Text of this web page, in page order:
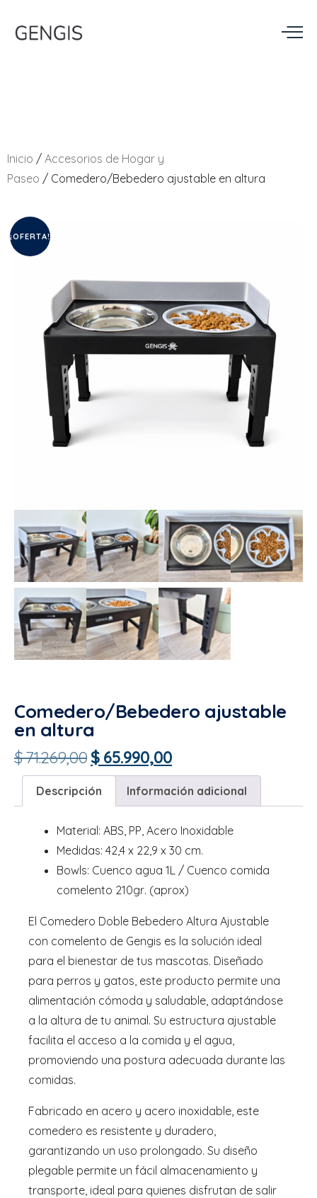
Inicio / Accesorios de Hogar y
Paseo / Comedero/Bebedero ajustable en altura
¡OFERTA!
Comedero/Bebedero ajustable
en altura
$71.269,00 $ 65.990,00
Descripción Información adicional
Material: ABS, PP, Acero Inoxidable
Medidas: 42,4 x 22,9 x 30 cm.
Bowls: Cuenco agua 1L / Cuenco comida
comelento 210gr. (aprox)
El Comedero Doble Bebedero Altura Ajustable
con comelento de Gengis es la solución ideal
para el bienestar de tus mascotas. Diseñado
para perros y gatos, este producto permite una
alimentación cómoda y saludable, adaptándose
a la altura de tu animal. Su estructura ajustable
facilita el acceso a la comida y el agua,
promoviendo una postura adecuada durante las
comidas.
Fabricado en acero y acero inoxidable, este
comedero es resistente y duradero,
garantizando un uso prolongado. Su diseño
plegable permite un fácil almacenamiento y
transporte, ideal para quienes disfrutan de salir